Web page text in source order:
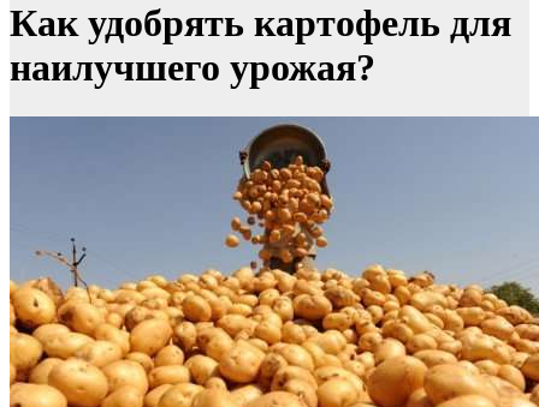
Как удобрять картофель для
наилучшего урожая?